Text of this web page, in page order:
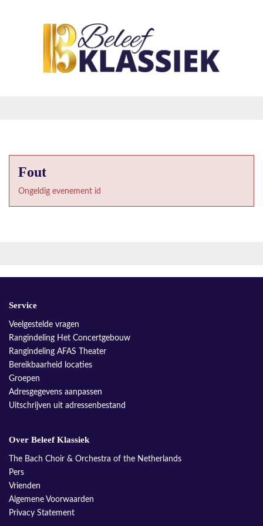
Fout
Ongeldig evenement id
Service
Veelgestelde vragen
Rangindeling Het Concertgebouw
Rangindeling AFAS Theater
Bereikbaarheid locaties
Groepen
Adresgegevens aanpassen
Uitschrijven uit adressenbestand
Over Beleef Klassiek
The Bach Choir & Orchestra of the Netherlands
Pers
Vrienden
Algemene Voorwaarden
Privacy Statement